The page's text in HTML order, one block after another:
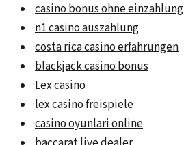
·casino bonus ohne einzahlung
·n1 casino auszahlung
·costa rica casino erfahrungen
·blackjack casino bonus
·Lex casino
·lex casino freispiele
·casino oyunlari online